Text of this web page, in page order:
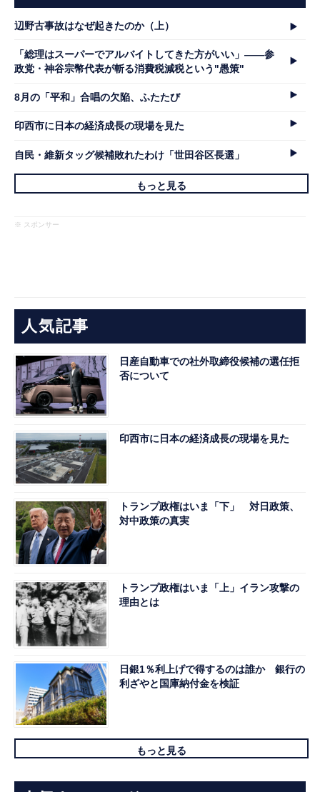
辺野古事故はなぜ起きたのか（上）
「総理はスーパーでアルバイトしてきた方がいい」――参
政党・神谷宗幣代表が斬る消費税減税という"愚策"
8月の「平和」合唱の欠陥、ふたたび
印西市に日本の経済成長の現場を見た
自民・維新タッグ候補敗れたわけ「世田谷区長選」
もっと見る
※ スポンサー
人気記事
日産自動車での社外取締役候補の選任拒
否について
印西市に日本の経済成長の現場を見た
トランプ政権はいま「下」 対日政策、
対中政策の真実
トランプ政権はいま「上」イラン攻撃の
理由とは
日銀1％利上げで得するのは誰か 銀行の
利ざやと国庫納付金を検証
もっと見る